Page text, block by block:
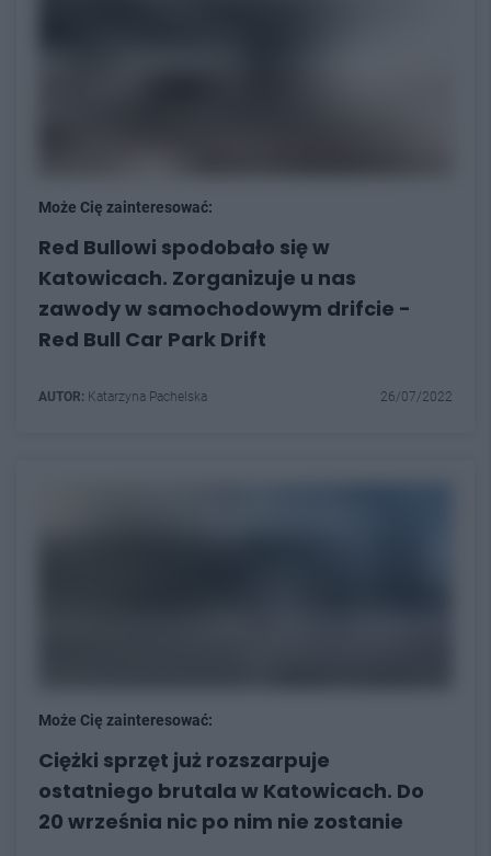
Może Cię zainteresować:
Red Bullowi spodobało się w
Katowicach. Zorganizuje u nas
zawody w samochodowym drifcie -
Red Bull Car Park Drift
AUTOR: Katarzyna Pachelska 26/07/2022
Może Cię zainteresować:
Ciężki sprzęt już rozszarpuje
ostatniego brutala w Katowicach. Do
20 września nic po nim nie zostanie